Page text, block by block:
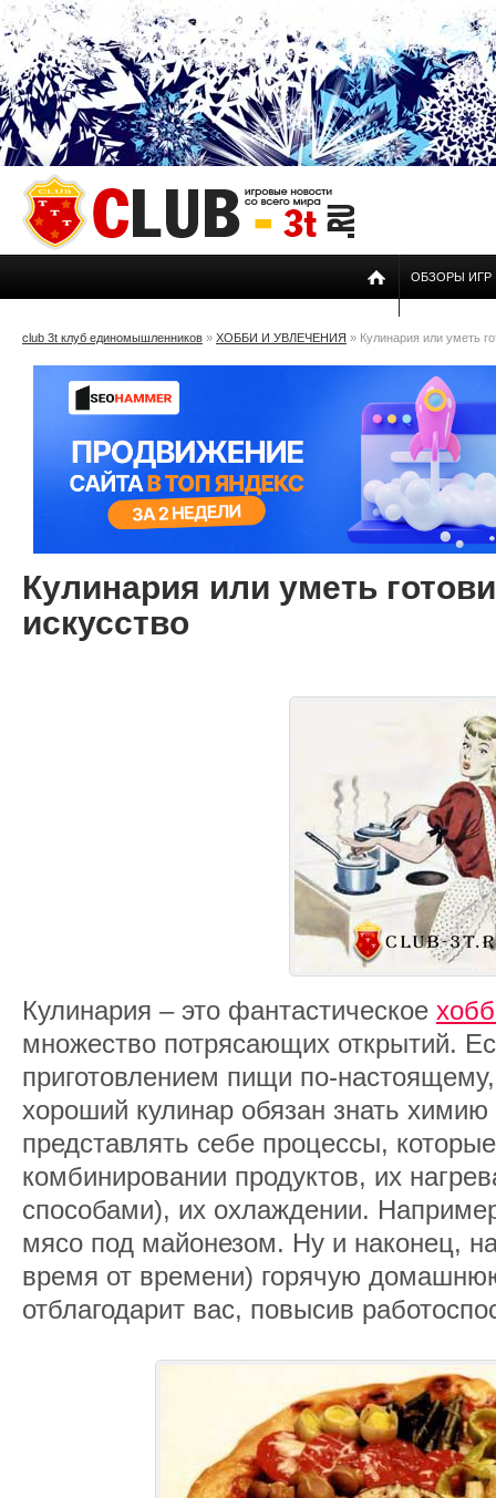
ОБЗОРЫ ИГР
club 3t клуб единомышленников » ХОББИ И УВЛЕЧЕНИЯ » Кулинария или уметь
Кулинария или уметь
искусcтво
Кулинария – это фантастическое
множество потрясающих открытий.
приготовлением пищи по-настоящему,
хороший кулинар обязан знать
представлять себе процессы,
комбинировании продуктов, их
способами), их охлаждении.
мясо под майонезом. Ну и наконец,
время от времени) горячую
отблагодарит вас, повысив